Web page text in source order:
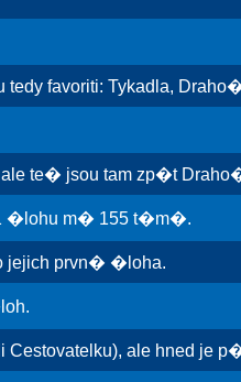
favoriti: Tykadla,
te� jsou tam zp�t
�lohu m� 155 t�m�.
prvn� �loha.
ale hned je